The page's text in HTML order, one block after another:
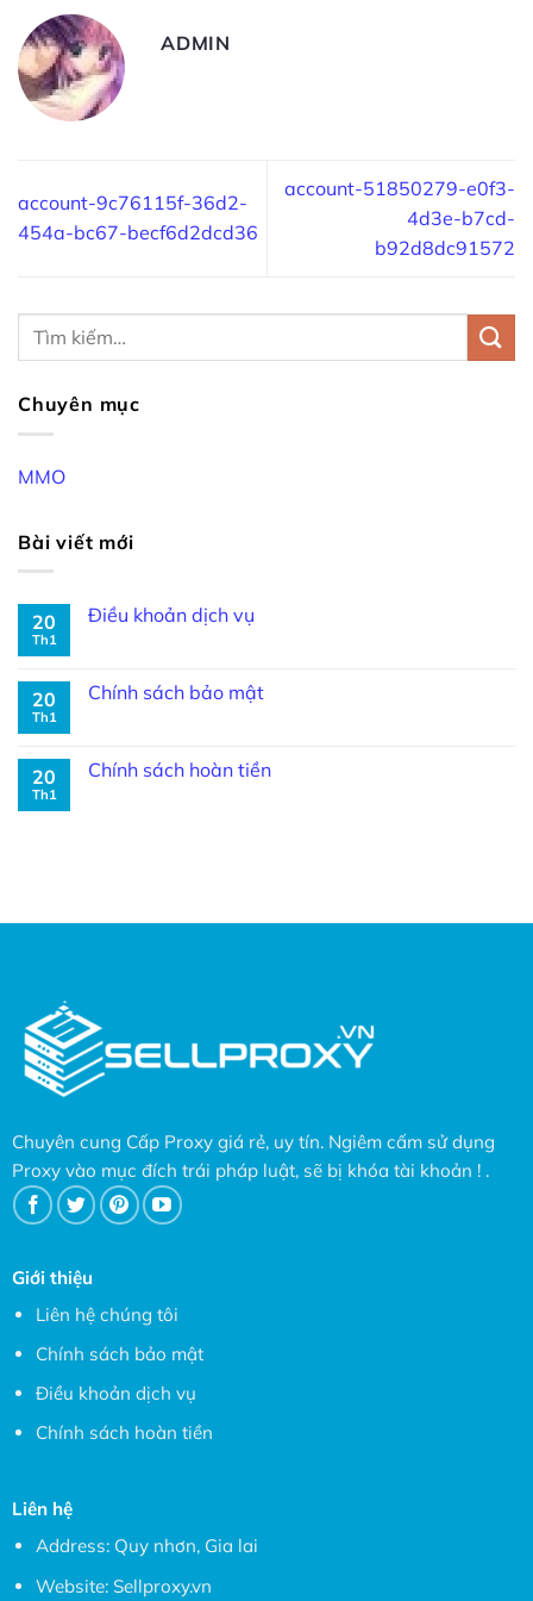
ADMIN
account-9c76115f-36d2-
454a-bc67-becf6d2dcd36
account-51850279-e0f3-
4d3e-b7cd-
b92d8dc91572
Chuyên mục
MMO
Bài viết mới
20
Th1
Điều khoản dịch vụ
20
Th1
Chính sách bảo mật
20
Th1
Chính sách hoàn tiền
Chuyên cung Cấp Proxy giá rẻ, uy tín. Ngiêm cấm sử dụng
Proxy vào mục đích trái pháp luật, sẽ bị khóa tài khoản ! .
Giới thiệu
Liên hệ chúng tôi
Chính sách bảo mật
Điều khoản dịch vụ
Chính sách hoàn tiền
Liên hệ
Address: Quy nhơn, Gia lai
Website: Sellproxy.vn